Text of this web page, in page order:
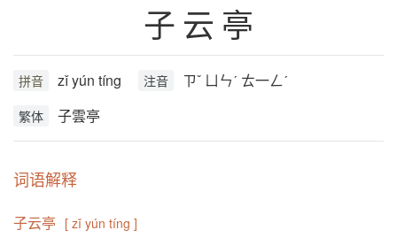
子云亭
拼音 zǐ yún tíng 注音 ㄗˇ ㄩㄣˊ ㄊ一ㄥˊ
繁体 子雲亭
词语解释
子云亭 [ zǐ yún tíng ]